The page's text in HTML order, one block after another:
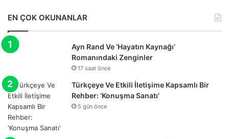
EN ÇOK OKUNANLAR
Ayn Rand Ve ‘Hayatın Kaynağı’
Romanındaki Zenginler
17 saat önce
Türkçeye Ve Etkili İletişime Kapsamlı Bir
Rehber: ‘Konuşma Sanatı’
5 gün önce